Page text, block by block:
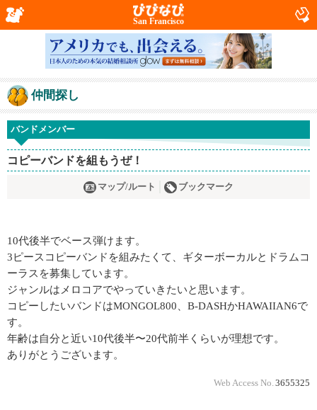
San Francisco
仲間探し
バンドメンバー
コピーバンドを組もうぜ！
マップ/ルート ブックマーク
10代後半でベース弾けます。
3ピースコピーバンドを組みたくて、ギターボーカルとドラムコ
ーラスを募集しています。
ジャンルはメロコアでやっていきたいと思います。
コピーしたいバンドはMONGOL800、B-DASHかHAWAIIAN6で
す。
年齢は自分と近い10代後半〜20代前半くらいが理想です。
ありがとうございます。
Web Access No. 3655325